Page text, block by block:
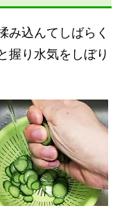
み込んてしばらく
握り水気をしぼり